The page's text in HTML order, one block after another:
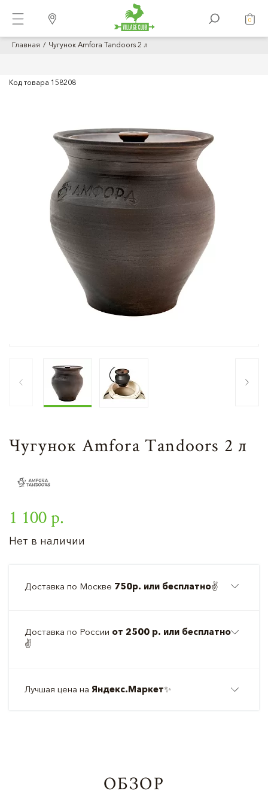
0
Главная Чугунок Amfora Tandoors 2 л
Код товара 158208
Чугунок Amfora Tandoors 2 л
1 100 р.
Нет в наличии
Доставка по Москве 750р. или бесплатно✌️
Доставка по России от 2500 р. или бесплатно
✌️
Лучшая цена на Яндекс.Маркет✨
ОБЗОР